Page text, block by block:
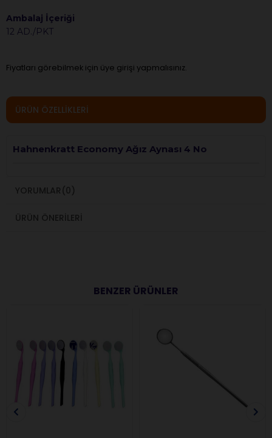
Ambalaj İçeriği
12 AD./PKT
Fiyatları görebilmek için üye girişi yapmalısınız.
ÜRÜN ÖZELLIKLERI
Hahnenkratt Economy Ağız Aynası 4 No
YORUMLAR (0)
ÜRÜN ÖNERILERI
BENZER ÜRÜNLER